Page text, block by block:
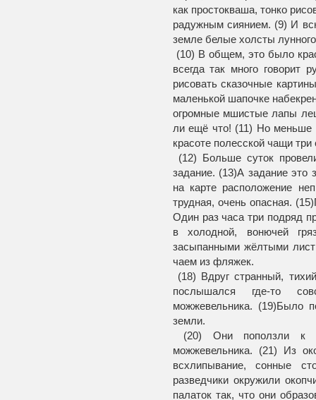
как про­стокваша, тонко
радужным сиянием. (9) И
земле белые холсты
(10) В общем, это было
всегда так много говорит
рисовать сказочные
маленькой шапочке
огромные мшистые лапы
ли ещё что! (11) Но меньше
красоте полесской чащи
(12) Больше суток
задание. (13)А задание это
на карте расположение
трудная, очень опасная.
Один раз часа три подряд
в холодной, воню­чей
засыпанными жёлтыми
чаем из фляжек.
(18) Вдруг странный,
послышался где-то
можжевельника. (19)Было
земли.
(20) Они поползли к
можжевельника. (21) Из
всхлипывание, сонные
разведчики окружили
палаток так, что они